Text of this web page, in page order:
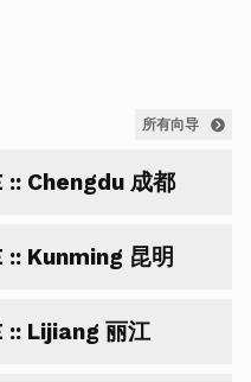
所有向导
:: Chengdu 成都
:: Kunming 昆明
:: Lijiang 丽江